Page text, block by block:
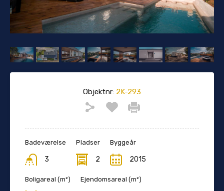
Objektnr: 2K-293
Badeværelse
3
Pladser
2
Byggeår
2015
Boligareal (m²) Ejendomsareal (m²)